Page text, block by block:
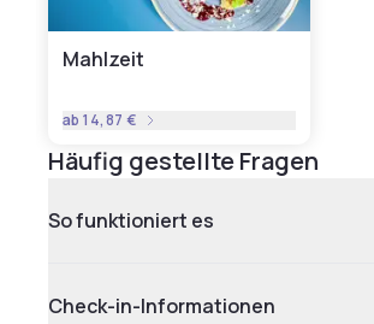
Mahlzeit
ab14,87 €
Häufig gestellte Fragen
So funktioniert es
Check-in-Informationen